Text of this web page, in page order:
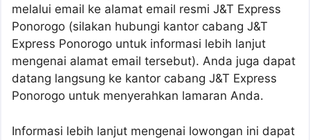
melalui email ke alamat email resmi J&T Express
Ponorogo (silakan hubungi kantor cabang J&T
Express Ponorogo untuk informasi lebih lanjut
mengenai alamat email tersebut). Anda juga dapat
datang langsung ke kantor cabang J&T Express
Ponorogo untuk menyerahkan lamaran Anda.
Informasi lebih lanjut mengenai lowongan ini dapat